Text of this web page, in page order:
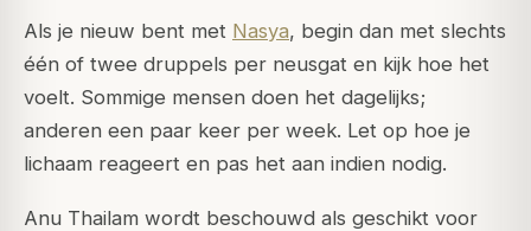
Als je nieuw bent met Nasya, begin dan met slechts
één of twee druppels per neusgat en kijk hoe het
voelt. Sommige mensen doen het dagelijks;
anderen een paar keer per week. Let op hoe je
lichaam reageert en pas het aan indien nodig.
Anu Thailam wordt beschouwd als geschikt voor